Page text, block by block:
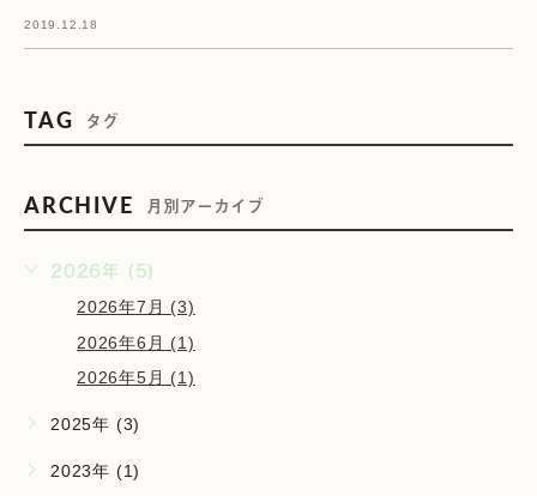
2019.12.18
TAG タグ
ARCHIVE 月別アーカイブ
2026年 (5)
2026年7月 (3)
2026年6月 (1)
2026年5月 (1)
2025年 (3)
2023年 (1)